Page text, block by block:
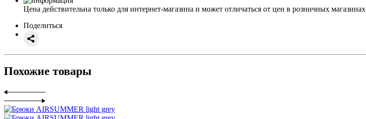
Цена действительна только для интернет-магазина и может отличаться от цен в розничных магазинах
Поделиться
Похожие товары